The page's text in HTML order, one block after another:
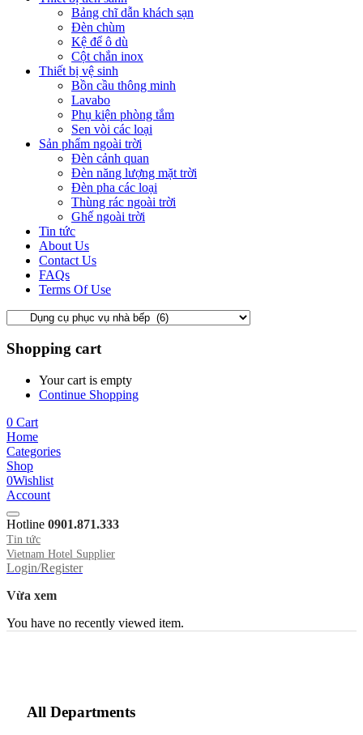
Bảng chĩ dẫn khách sạn
Đèn chùm
Kệ để ô dù
Cột chắn inox
Thiết bị vệ sinh
Bồn cầu thông minh
Lavabo
Phụ kiện phòng tắm
Sen vòi các loại
Sản phẩm ngoài trời
Đèn cảnh quan
Đèn năng lượng mặt trời
Đèn pha các loại
Thùng rác ngoài trời
Ghế ngoài trời
Tin tức
About Us
Contact Us
FAQs
Terms Of Use
Shopping cart
Your cart is empty
Continue Shopping
0 Cart
Home
Categories
Shop
0Wishlist
Account
Hotline 0901.871.333
Tin tức
Vietnam Hotel Supplier
Login/Register
Vừa xem
You have no recently viewed item.
All Departments